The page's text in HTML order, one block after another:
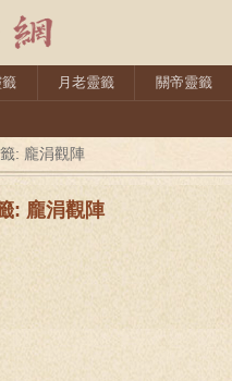
月老靈籤 關帝靈籤
: 龐涓觀陣
: 龐涓觀陣